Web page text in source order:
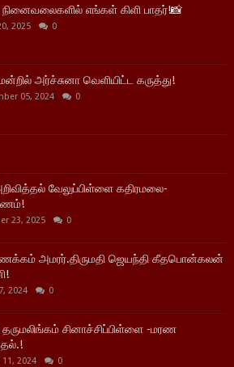
எங்கள் கிளி பாதர்!📸
2025 0
அர்ச்சுனா வெளியிட்ட கருத்து!
05, 2024 0
வேலுப்பிள்ளை கதிரமலை-
23, 2025 0
அமரர்.திருமதி ஜெயந்தி கீதபொன்கலன்
2024 0
தருமலிங்கம் சினாச்சிப்பிள்ளை -மரண
11, 2024 0